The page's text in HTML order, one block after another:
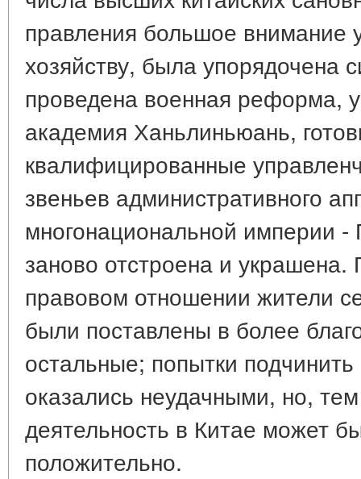
правления большое внимание
хозяйству, была упорядочена
проведена военная реформа,
академия Ханьлиньюань,
квалифицированные
звеньев административного
многонациональной империи
заново отстроена и
правовом отношении жители
были поставлены в более
остальные; попытки
оказались неудачными, но,
деятельность в Китае может
положительно.